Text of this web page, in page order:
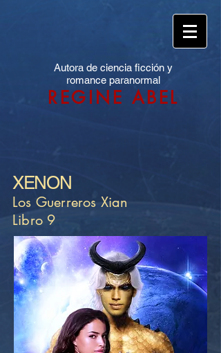
Autora de ciencia ficción y
romance paranormal
REGINE ABEL
XENON
Los Guerreros Xian
Libro 9